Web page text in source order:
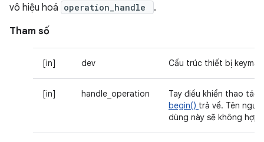
vô hiệu hoá operation_handle
.
Tham số
[in] dev Cấu trúc thiết bị
[in] handle_operation
Tay điều khiển thao tác
begin() trả về. Tên người
dùng này sẽ không hợp